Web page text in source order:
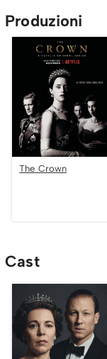
Produzioni
The Crown
Cast